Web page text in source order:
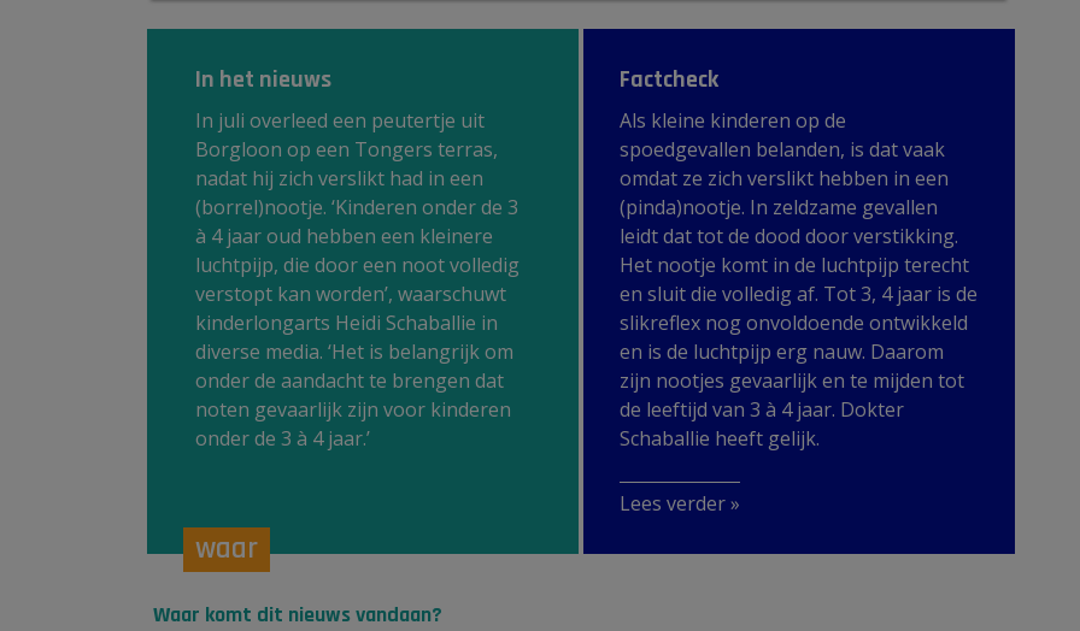
In het nieuws
In juli overleed een peutertje uit
Borgloon op een Tongers terras,
nadat hij zich verslikt had in een
(borrel)nootje. ‘Kinderen onder de 3
à 4 jaar oud hebben een kleinere
luchtpijp, die door een noot volledig
verstopt kan worden’, waarschuwt
kinderlongarts Heidi Schaballie in
diverse media. ‘Het is belangrijk om
onder de aandacht te brengen dat
noten gevaarlijk zijn voor kinderen
onder de 3 à 4 jaar.’
Factcheck
Als kleine kinderen op de
spoedgevallen belanden, is dat vaak
omdat ze zich verslikt hebben in een
(pinda)nootje. In zeldzame gevallen
leidt dat tot de dood door verstikking.
Het nootje komt in de luchtpijp terecht
en sluit die volledig af. Tot 3, 4 jaar is de
slikreflex nog onvoldoende ontwikkeld
en is de luchtpijp erg nauw. Daarom
zijn nootjes gevaarlijk en te mijden tot
de leeftijd van 3 à 4 jaar. Dokter
Schaballie heeft gelijk.
Lees verder »
waar
Waar komt dit nieuws vandaan?